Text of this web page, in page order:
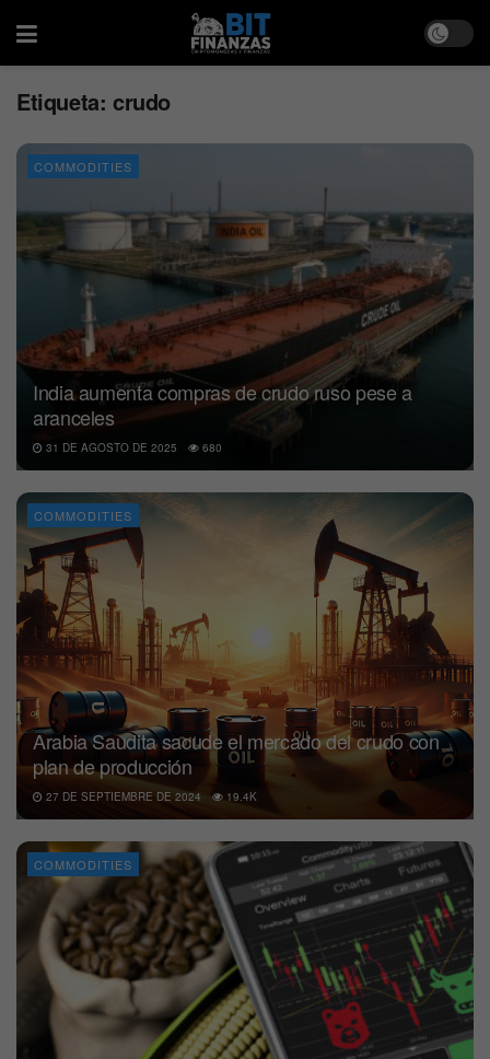
Etiqueta: crudo
COMMODITIES
India aumenta compras de crudo ruso pese a
aranceles
31 DE AGOSTO DE 2025 680
COMMODITIES
Arabia Saudita sacude el mercado del crudo con
plan de producción
27 DE SEPTIEMBRE DE 2024 19.4K
COMMODITIES